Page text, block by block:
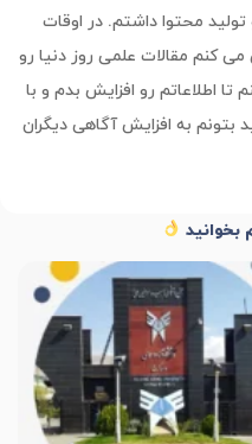
محتوا داشتم. در اوقات
کنم مقالات علمی روز دنیا رو
اطلاعاتم رو افزایش بدم و با
بتونم به افزایش آگاهی دیگران